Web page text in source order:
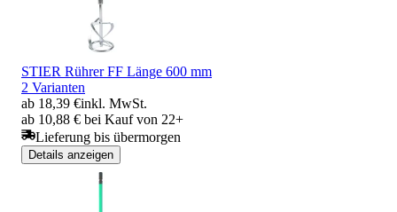
STIER Rührer FF Länge 600 mm
2 Varianten
ab 18,39 €inkl. MwSt.
ab 10,88 € bei Kauf von 22+
Lieferung bis übermorgen
Details anzeigen